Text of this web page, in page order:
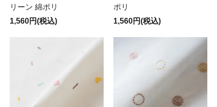
リーン 綿ポリ
1,560円(税込)
ポリ
1,560円(税込)